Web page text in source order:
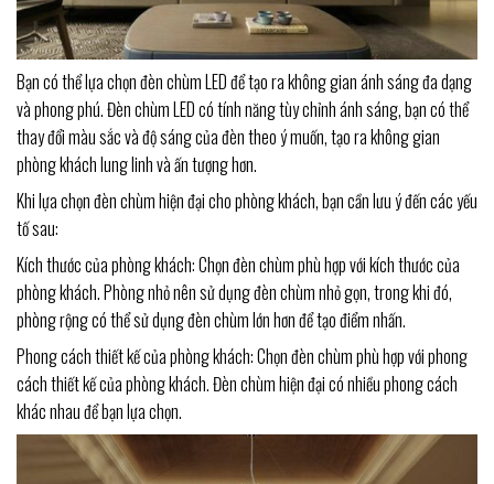
Bạn có thể lựa chọn đèn chùm LED để tạo ra không gian ánh sáng đa dạng
và phong phú. Đèn chùm LED có tính năng tùy chỉnh ánh sáng, bạn có thể
thay đổi màu sắc và độ sáng của đèn theo ý muốn, tạo ra không gian
phòng khách lung linh và ấn tượng hơn.
Khi lựa chọn đèn chùm hiện đại cho phòng khách, bạn cần lưu ý đến các yếu
tố sau:
Kích thước của phòng khách: Chọn đèn chùm phù hợp với kích thước của
phòng khách. Phòng nhỏ nên sử dụng đèn chùm nhỏ gọn, trong khi đó,
phòng rộng có thể sử dụng đèn chùm lớn hơn để tạo điểm nhấn.
Phong cách thiết kế của phòng khách: Chọn đèn chùm phù hợp với phong
cách thiết kế của phòng khách. Đèn chùm hiện đại có nhiều phong cách
khác nhau để bạn lựa chọn.